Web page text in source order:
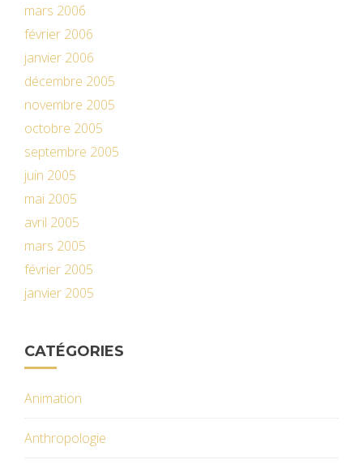
mars 2006
février 2006
janvier 2006
décembre 2005
novembre 2005
octobre 2005
septembre 2005
juin 2005
mai 2005
avril 2005
mars 2005
février 2005
janvier 2005
CATÉGORIES
Animation
Anthropologie